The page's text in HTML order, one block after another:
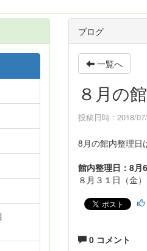
ブログ
一覧へ
８月の
投稿日時 : 2018/
8月の館内整理日
館内整理日：8月6
８月３１日（金
0 コメント